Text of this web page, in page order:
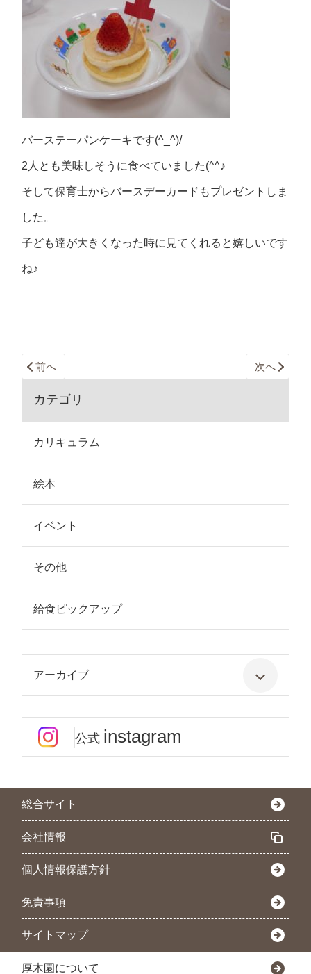
バーステーパンケーキです(^_^)/
2人とも美味しそうに食べていました(^^♪
そして保育士からバースデーカードもプレゼントしま
した。
子ども達が大きくなった時に見てくれると嬉しいです
ね♪
前へ 次へ
カテゴリ
カリキュラム
絵本
イベント
その他
給食ピックアップ
アーカイブ
公式 instagram
総合サイト
会社情報
個人情報保護方針
免責事項
サイトマップ
厚木園について